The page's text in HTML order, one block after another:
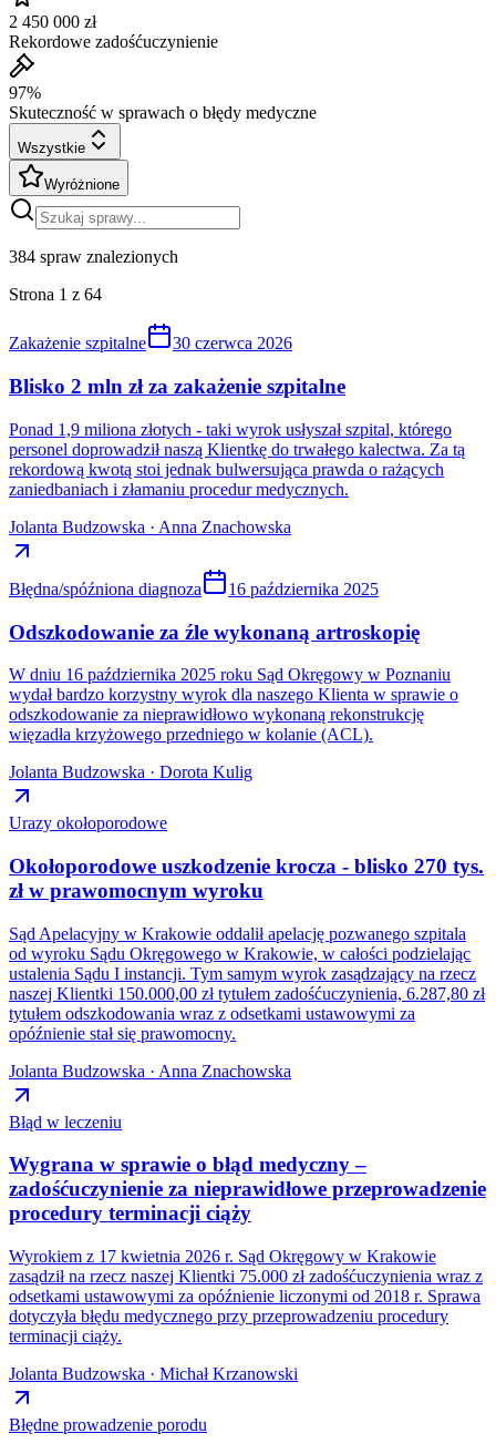
2 450 000 zł
Rekordowe zadośćuczynienie
97%
Skuteczność w sprawach o błędy medyczne
Wszystkie
Wyróżnione
384 spraw znalezionych
Strona 1 z 64
Zakażenie szpitalne 30 czerwca 2026
Blisko 2 mln zł za zakażenie szpitalne
Ponad 1,9 miliona złotych - taki wyrok usłyszał szpital, którego
personel doprowadził naszą Klientkę do trwałego kalectwa. Za tą
rekordową kwotą stoi jednak bulwersująca prawda o rażących
zaniedbaniach i złamaniu procedur medycznych.
Jolanta Budzowska · Anna Znachowska
Błędna/spóźniona diagnoza 16 października 2025
Odszkodowanie za źle wykonaną artroskopię
W dniu 16 października 2025 roku Sąd Okręgowy w Poznaniu
wydał bardzo korzystny wyrok dla naszego Klienta w sprawie o
odszkodowanie za nieprawidłowo wykonaną rekonstrukcję
więzadła krzyżowego przedniego w kolanie (ACL).
Jolanta Budzowska · Dorota Kulig
Urazy okołoporodowe
Okołoporodowe uszkodzenie krocza - blisko 270 tys.
zł w prawomocnym wyroku
Sąd Apelacyjny w Krakowie oddalił apelację pozwanego szpitala
od wyroku Sądu Okręgowego w Krakowie, w całości podzielając
ustalenia Sądu I instancji. Tym samym wyrok zasądzający na rzecz
naszej Klientki 150.000,00 zł tytułem zadośćuczynienia, 6.287,80 zł
tytułem odszkodowania wraz z odsetkami ustawowymi za
opóźnienie stał się prawomocny.
Jolanta Budzowska · Anna Znachowska
Błąd w leczeniu
Wygrana w sprawie o błąd medyczny –
zadośćuczynienie za nieprawidłowe przeprowadzenie
procedury terminacji ciąży
Wyrokiem z 17 kwietnia 2026 r. Sąd Okręgowy w Krakowie
zasądził na rzecz naszej Klientki 75.000 zł zadośćuczynienia wraz z
odsetkami ustawowymi za opóźnienie liczonymi od 2018 r. Sprawa
dotyczyła błędu medycznego przy przeprowadzeniu procedury
terminacji ciąży.
Jolanta Budzowska · Michał Krzanowski
Błędne prowadzenie porodu